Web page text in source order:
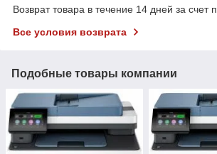
Возврат товара в течение 14 дней за счет
Все условия возврата
Подобные товары компании